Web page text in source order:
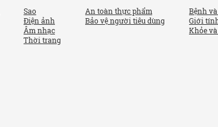
Sao
Điện ảnh
Âm nhạc
Thời trang
An toàn thực phẩm
Bảo vệ người tiêu dùng
Bệnh
Giới
Khỏe